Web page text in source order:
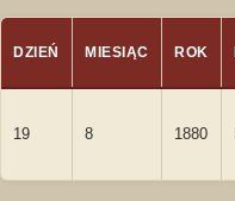
DZIEŃ MIESIĄC ROK
19 8 1880